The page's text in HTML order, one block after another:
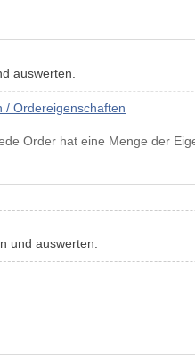
auswerten.
/ Ordereigenschaften
Order hat eine Menge der
und auswerten.